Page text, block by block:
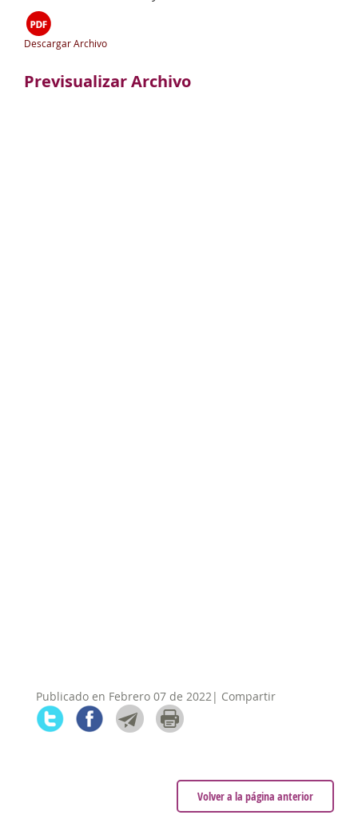
Descargar Archivo
Previsualizar Archivo
Publicado en Febrero 07 de 2022| Compartir
Volver a la página anterior